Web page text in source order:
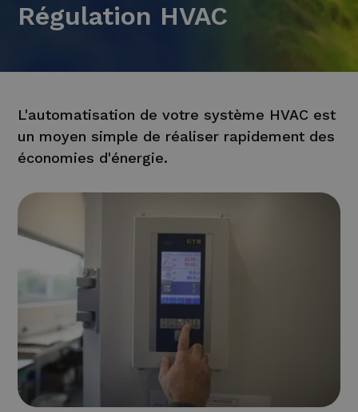
Régulation HVAC
L'automatisation de votre système HVAC est
un moyen simple de réaliser rapidement des
économies d'énergie.